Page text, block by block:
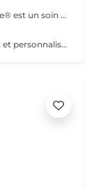
Pédicure intégrative ® La Pédicure Intégrative® est un soin complet et personnalisé qui combine santé des pieds et bien-être. Prendre soin de vos pieds, c'est aussi prendre soin de votre santé globale. Ce que nous offrons : - Diagnostic : Analyse approfondie de l'état de vos pieds pour un soin parfaitement adapté à vos besoins. - Soin de Haute Qualité : Traitement des ongles et de la peau avec des produits de qualité supérieure pour garantir hygiène et confort.
La Pédicure Intégrative® est un soin complet et personnalisé qui combine santé des pieds et bien-être. Prendre soin de vos pieds, c'est aussi prendre soin de votre santé globale. Ce que nous offrons : - Diagnostic : Analyse approfondie de l'état de vos pieds pour un soin parfaitement adapté à vos besoins. - Soin de Haute Qualité : Traitement des ongles et de la peau avec des produits de qualité supérieure pour garantir hygiène et confort. - Réflexologie : Stimulation de points réflexes sur les pieds pour promouvoir équilibre et bien-être, soulageant les tensions et améliorant la circulation. - Orientation Physique et Émotionnelle : Conseils personnalisés pour optimiser votre bien-être global, tenant compte de vos besoins physiques et émotionnels. Pourquoi choisir la Pédicure Intégrative® ? Ce service vous permet de bénéficier d'une approche holistique qui allie soins esthétiques et thérapeutiques, vous aidant à vous sentir revitalisé et équilibré. Réservez dès maintenant votre séance !